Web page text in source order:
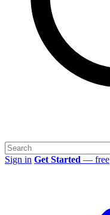
Sign in Get Started — free